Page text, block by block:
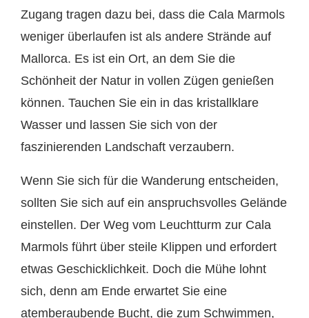
Zugang tragen dazu bei, dass die Cala Marmols
weniger überlaufen ist als andere Strände auf
Mallorca. Es ist ein Ort, an dem Sie die
Schönheit der Natur in vollen Zügen genießen
können. Tauchen Sie ein in das kristallklare
Wasser und lassen Sie sich von der
faszinierenden Landschaft verzaubern.
Wenn Sie sich für die Wanderung entscheiden,
sollten Sie sich auf ein anspruchsvolles Gelände
einstellen. Der Weg vom Leuchtturm zur Cala
Marmols führt über steile Klippen und erfordert
etwas Geschicklichkeit. Doch die Mühe lohnt
sich, denn am Ende erwartet Sie eine
atemberaubende Bucht, die zum Schwimmen,